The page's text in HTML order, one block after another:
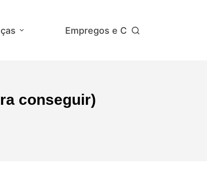
Empregos e Concursos
conseguir)